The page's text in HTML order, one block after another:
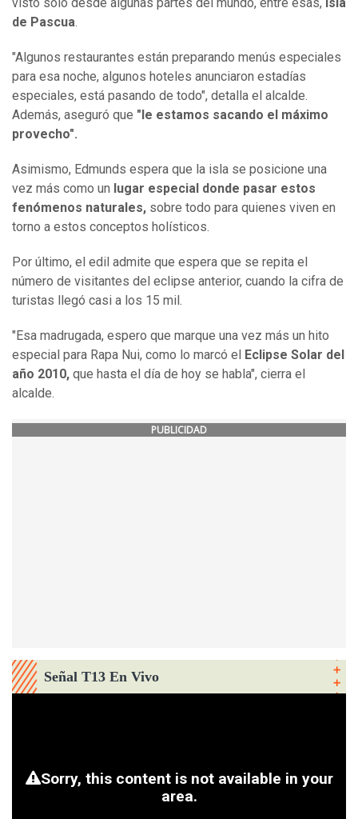
visto solo desde algunas partes del mundo, entre esas, Isla
de Pascua.
"Algunos restaurantes están preparando menús especiales
para esa noche, algunos hoteles anunciaron estadías
especiales, está pasando de todo", detalla el alcalde.
Además, aseguró que "le estamos sacando el máximo
provecho".
Asimismo, Edmunds espera que la isla se posicione una
vez más como un lugar especial donde pasar estos
fenómenos naturales, sobre todo para quienes viven en
torno a estos conceptos holísticos.
Por último, el edil admite que espera que se repita el
número de visitantes del eclipse anterior, cuando la cifra de
turistas llegó casi a los 15 mil.
"Esa madrugada, espero que marque una vez más un hito
especial para Rapa Nui, como lo marcó el
Eclipse Solar del
año 2010, que hasta el día de hoy se habla", cierra el
alcalde.
PUBLICIDAD
Señal T13 En Vivo